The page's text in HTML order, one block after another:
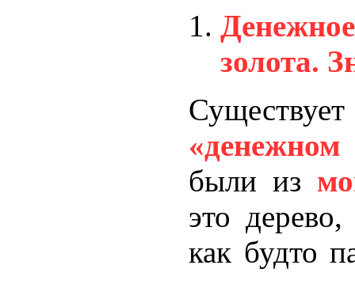
золота.
«денежном
были из
это
как будто